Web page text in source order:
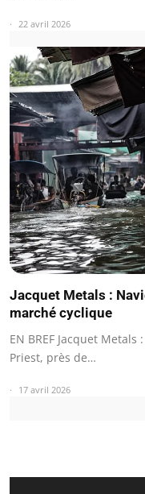
22 avril 2026
Jacquet Metals :
marché cyclique
EN BREF Jacquet
Priest, près de…
17 avril 2026